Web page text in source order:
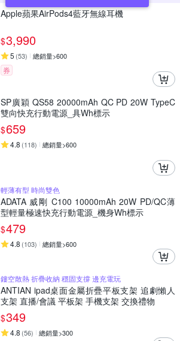
Apple蘋果AirPods4藍牙無線耳機
$3,990
5 (53) 總銷量>600
券
SP廣穎 QS58 20000mAh QC PD 20W TypeC
雙向快充行動電源_具Wh標示
$659
4.8 (118) 總銷量>600
輕薄有型 時尚雙色
ADATA 威剛 C100 10000mAh 20W PD/QC薄
型輕量極速快充行動電源_機身Wh標示
$479
4.8 (103) 總銷量>600
鏤空散熱 折疊收納 穩固支撐 邊充電玩
ANTIAN ipad桌面金屬折疊平板支架 追劇懶人
支架 直播/會議 平板架 手機支架 交換禮物
$349
4.8 (56) 總銷量>300